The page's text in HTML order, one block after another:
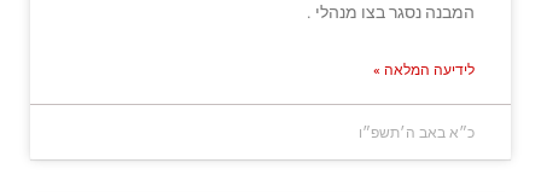
המבנה נסגר בצו מנהלי .
לידיעה המלאה »
כ״א באב ה׳תשפ״ו